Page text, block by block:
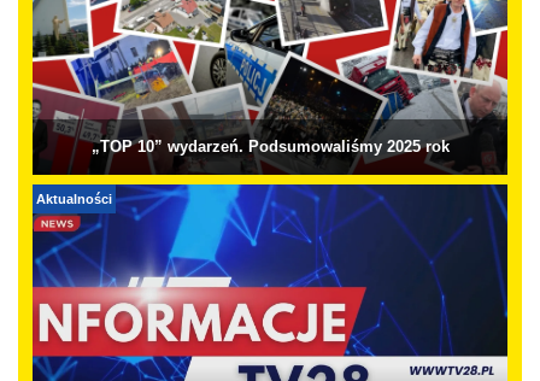
„TOP 10” wydarzeń. Podsumowaliśmy 2025 rok
Aktualności